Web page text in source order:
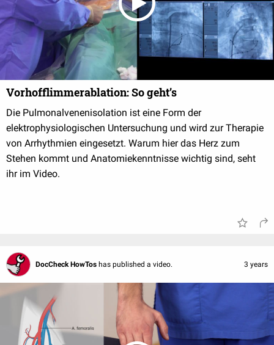
Vorhofflimmerablation: So geht’s
Die Pulmonalvenenisolation ist eine Form der
elektrophysiologischen Untersuchung und wird zur Therapie
von Arrhythmien eingesetzt. Warum hier das Herz zum
Stehen kommt und Anatomiekenntnisse wichtig sind, seht
ihr im Video.
DocCheck HowTos has published a video. 3 years